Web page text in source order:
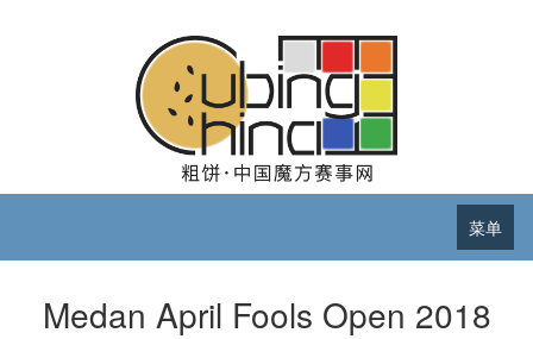
菜单
Medan April Fools Open 2018